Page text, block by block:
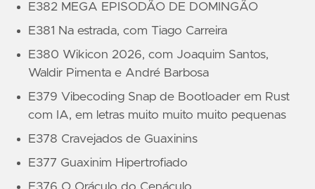
E382 MEGA EPISODÃO DE DOMINGÃO
E381 Na estrada, com Tiago Carreira
E380 Wikicon 2026, com Joaquim Santos,
Waldir Pimenta e André Barbosa
E379 Vibecoding Snap de Bootloader em Rust
com IA, em letras muito muito muito pequenas
E378 Cravejados de Guaxinins
E377 Guaxinim Hipertrofiado